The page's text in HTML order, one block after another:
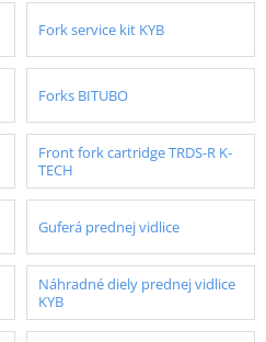
Fork service kit KYB
Forks BITUBO
Front fork cartridge TRDS-R K-
TECH
Guferá prednej vidlice
Náhradné diely prednej vidlice
KYB